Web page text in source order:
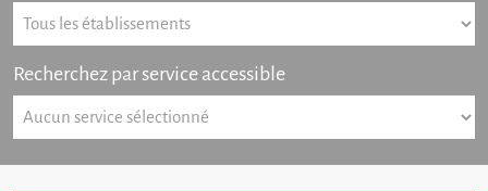
Recherchez par service accessible